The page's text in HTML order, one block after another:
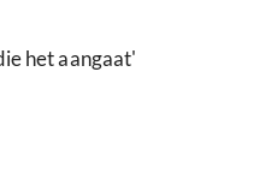
het aangaat'